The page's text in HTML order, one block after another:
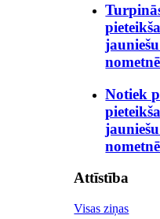
Notiek
Attīstība
Visas ziņas